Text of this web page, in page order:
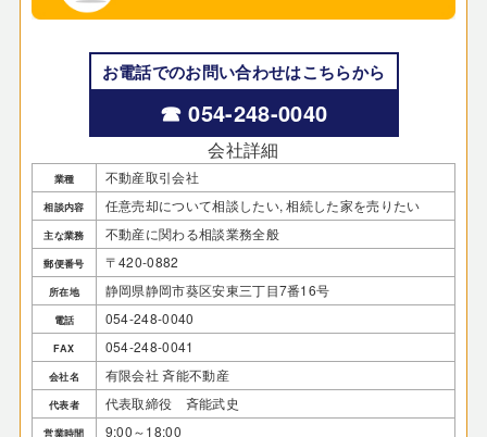
お電話でのお問い合わせはこちらから
☎ 054-248-0040
会社詳細
業種 不動産取引会社
相談内容 任意売却について相談したい, 相続した家を売りたい
主な業務 不動産に関わる相談業務全般
郵便番号 〒420-0882
所在地 静岡県静岡市葵区安東三丁目7番16号
電話 054-248-0040
FAX 054-248-0041
会社名 有限会社 斉能不動産
代表者 代表取締役 斉能武史
営業時間 9:00～18:00